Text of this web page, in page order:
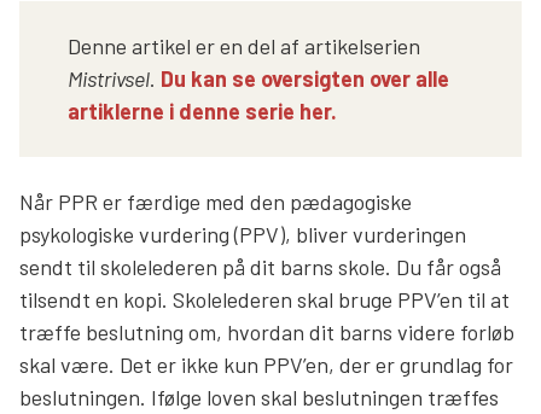
Denne artikel er en del af artikelserien
Mistrivsel. Du kan se oversigten over alle
artiklerne i denne serie her.
Når PPR er færdige med den pædagogiske
psykologiske vurdering (PPV), bliver vurderingen
sendt til skolelederen på dit barns skole. Du får også
tilsendt en kopi. Skolelederen skal bruge PPV’en til at
træffe beslutning om, hvordan dit barns videre forløb
skal være. Det er ikke kun PPV’en, der er grundlag for
beslutningen. Ifølge loven skal beslutningen træffes